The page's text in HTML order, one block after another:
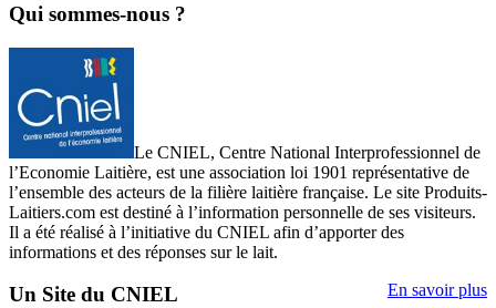
Qui sommes-nous ?
Le CNIEL, Centre National Interprofessionnel de
l’Economie Laitière, est une association loi 1901 représentative de
l’ensemble des acteurs de la filière laitière française. Le site Produits-
Laitiers.com est destiné à l’information personnelle de ses visiteurs.
Il a été réalisé à l’initiative du CNIEL afin d’apporter des
informations et des réponses sur le lait.
En savoir plus
Un Site du CNIEL